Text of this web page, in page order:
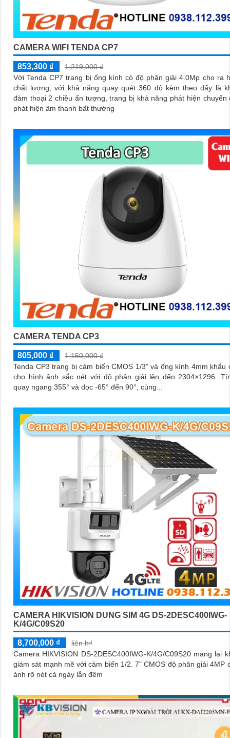
CAMERA WIFI TENDA CP7
853,300 ₫
1,219,000 ₫
Với Tenda CP7 trang bị ống kính có độ phân giải 4.0Mp cho ra
chất lượng, với khả năng quay quét 360 độ kèm theo đấy là
đàm thoại 2 chiều ấn tượng, trang bị khả năng phát hiện chuyển
phát hiện âm thanh bất thường
CAMERA TENDA CP3
805,000 ₫
1,150,000 ₫
Tenda CP3 trang bị cảm biến CMOS 1/3” và ống kính 4mm khẩu
cho hình ảnh sắc nét với độ phân giải lên đến 2304×1296. Tính năng
quay ngang 355° và dọc -65° đến 90°, cùng...
CAMERA HIKVISION DUNG SIM 4G DS-2DESC400IWG-
K/4G/C09S20
8,700,000 ₫
liên h₫
Camera HIKVISION DS-2DESC400IWG-K/4G/C09S20 mang lại
giám sát mạnh mẽ với cảm biến 1/2. 7" CMOS độ phân giải 4MP
ảnh rõ nét cả ngày lẫn đêm